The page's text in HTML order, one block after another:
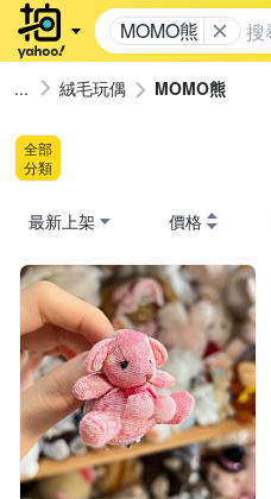
MOMO熊
絨毛玩偶 MOMO熊
全部
分類
最新上架 價格